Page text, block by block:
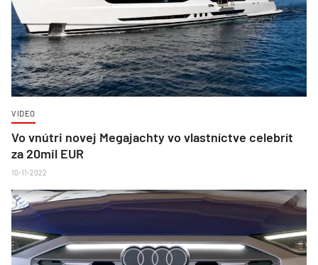
VIDEO
Vo vnútri novej Megajachty vo vlastníctve celebrít
za 20mil EUR
10-11-2022